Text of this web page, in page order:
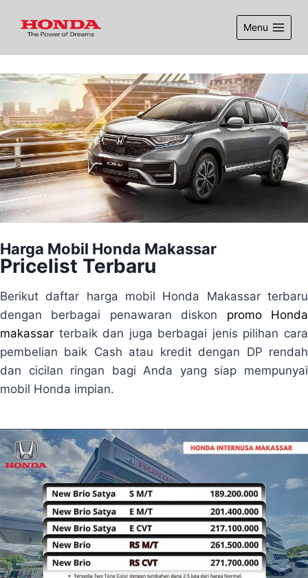
Menu
Harga Mobil Honda Makassar
Pricelist Terbaru
Berikut daftar harga mobil Honda Makassar terbaru
dengan berbagai penawaran diskon promo Honda
makassar terbaik dan juga berbagai jenis pilihan cara
pembelian baik Cash atau kredit dengan DP rendah
dan cicilan ringan bagi Anda yang siap mempunyai
mobil Honda impian.